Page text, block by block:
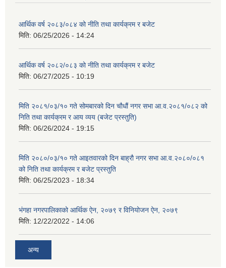
आर्थिक वर्ष २०८३/०८४ को नीति तथा कार्यक्रम र बजेट
मिति: 06/25/2026 - 14:24
आर्थिक वर्ष २०८२/०८३ को नीति तथा कार्यक्रम र बजेट
मिति: 06/27/2025 - 10:19
मिति २०८१/०३/१० गते सोमबारको दिन चौधौं नगर सभा आ.व.२०८१/०८२ को
निति तथा कार्यक्रम र आय व्यय (बजेट प्रस्तुति)
मिति: 06/26/2024 - 19:15
मिति २०८०/०३/१० गते आइतवारको दिन बाह्रौ नगर सभा आ.व.२०८०/०८१
को निति तथा कार्यक्रम र बजेट प्रस्तुति
मिति: 06/25/2023 - 18:34
भंगहा नगरपालिकाको आर्थिक ऐन, २०७९ र विनियोजन ऐन, २०७९
मिति: 12/22/2022 - 14:06
अन्य